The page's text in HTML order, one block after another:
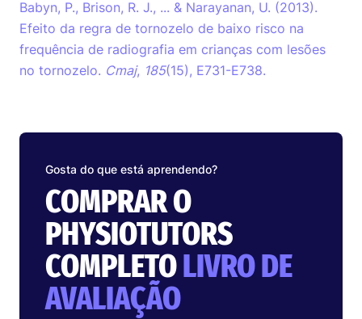
Babyn, P., Brison, R. J., ... & Narayanan, U. (2013).
Efeito da regra de tornozelo de baixo risco na
frequência de radiografia em crianças com lesões
no tornozelo. Cmaj, 185(15), E731-E738.
Gosta do que está aprendendo?
COMPRAR O
PHYSIOTUTORS
COMPLETOLIVRO DE
AVALIAÇÃO